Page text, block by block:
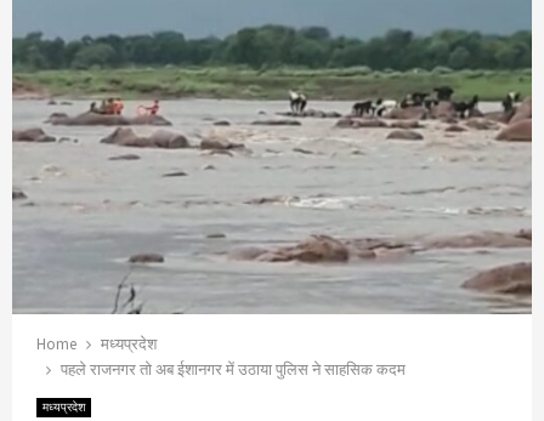
Home
मध्यप्रदेश
पहले राजनगर तो अब ईशानगर में उठाया पुलिस ने साहसिक कदम
मध्यप्रदेश